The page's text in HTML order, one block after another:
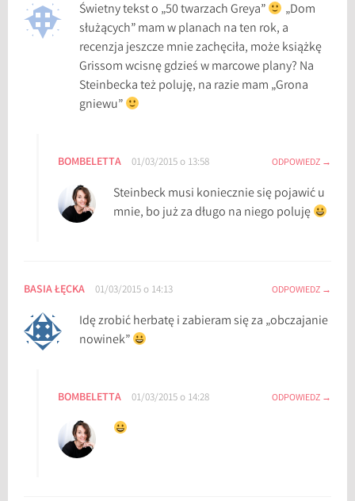
Świetny tekst o „50 twarzach Greya”
„Dom
służących” mam w planach na ten rok, a
recenzja jeszcze mnie zachęciła, może książkę
Grissom wcisnę gdzieś w marcowe plany? Na
Steinbecka też poluję, na razie mam „Grona
gniewu”
BOMBELETTA 01/03/2015 o 13:58 ODPOWIEDZ
Steinbeck musi koniecznie się pojawić u
mnie, bo już za długo na niego poluję
BASIA ŁĘCKA 01/03/2015 o 14:13 ODPOWIEDZ
Idę zrobić herbatę i zabieram się za „obczajanie
nowinek”
BOMBELETTA 01/03/2015 o 14:28 ODPOWIEDZ